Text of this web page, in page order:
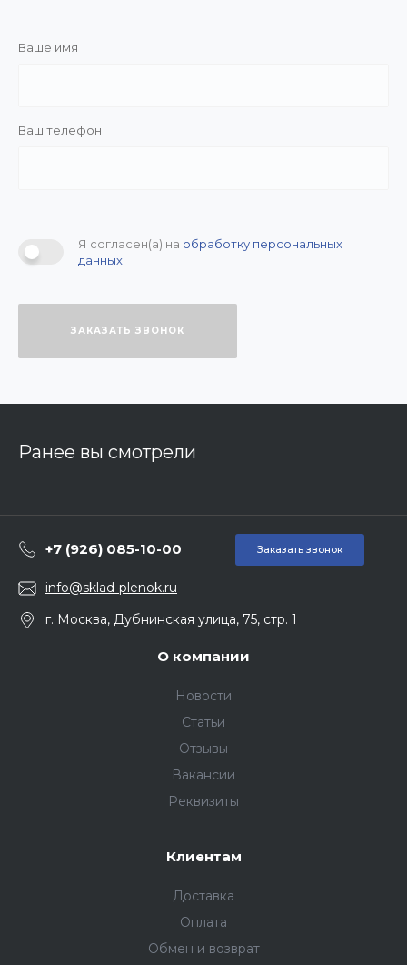
Ваше имя
Ваш телефон
Я согласен(а) на обработку персональных
данных
ЗАКАЗАТЬ ЗВОНОК
Ранее вы смотрели
+7 (926) 085-10-00 Заказать звонок
info@sklad-plenok.ru
г. Москва, Дубнинская улица, 75, стр. 1
О компании
Новости
Статьи
Отзывы
Вакансии
Реквизиты
Клиентам
Доставка
Оплата
Обмен и возврат